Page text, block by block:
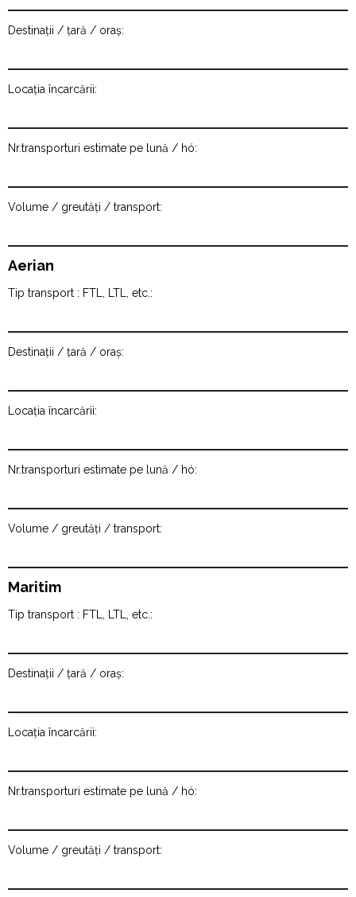
Destinații / țară / oraș:
Locația încarcării:
Nr.transporturi estimate pe lună / hó:
Volume / greutăți / transport:
Aerian
Tip transport : FTL, LTL, etc.:
Destinații / țară / oraș:
Locația încarcării:
Nr.transporturi estimate pe lună / hó:
Volume / greutăți / transport:
Maritim
Tip transport : FTL, LTL, etc.:
Destinații / țară / oraș:
Locația încarcării:
Nr.transporturi estimate pe lună / hó:
Volume / greutăți / transport: